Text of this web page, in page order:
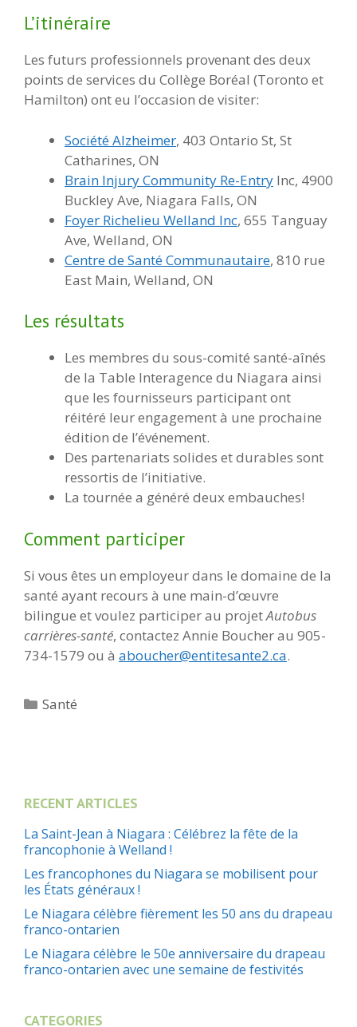
L’itinéraire
Les futurs professionnels provenant des deux
points de services du Collège Boréal (Toronto et
Hamilton) ont eu l’occasion de visiter:
Société Alzheimer, 403 Ontario St, St
Catharines, ON
Brain Injury Community Re-Entry Inc, 4900
Buckley Ave, Niagara Falls, ON
Foyer Richelieu Welland Inc, 655 Tanguay
Ave, Welland, ON
Centre de Santé Communautaire, 810 rue
East Main, Welland, ON
Les résultats
Les membres du sous-comité santé-aînés
de la Table Interagence du Niagara ainsi
que les fournisseurs participant ont
réitéré leur engagement à une prochaine
édition de l’événement.
Des partenariats solides et durables sont
ressortis de l’initiative.
La tournée a généré deux embauches!
Comment participer
Si vous êtes un employeur dans le domaine de la
santé ayant recours à une main-d’œuvre
bilingue et voulez participer au projetAutobus
carrières-santé, contactez Annie Boucher au 905-
734-1579 ou à aboucher@entitesante2.ca.
Catégories
Santé
RECENT ARTICLES
La Saint-Jean à Niagara : Célébrez la fête de la
francophonie à Welland !
Les francophones du Niagara se mobilisent pour
les États généraux !
Le Niagara célèbre fièrement les 50 ans du drapeau
franco-ontarien
Le Niagara célèbre le 50e anniversaire du drapeau
franco-ontarien avec une semaine de festivités
CATEGORIES